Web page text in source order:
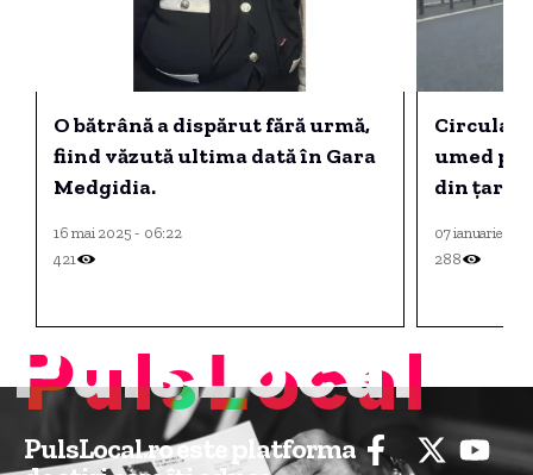
O bătrână a dispărut fără urmă,
fiind văzută ultima dată în Gara
Medgidia.
16 mai 2025 - 06:22
421
umed pe
din țară
07 ianuarie
288
PulsLocal
PulsLocal.ro este platforma